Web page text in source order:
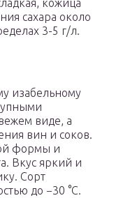
кожица
сахара около
3-5 г/л.
изабельному
виде, а
вин и соков.
формы и
Вкус яркий и
Сорт
до −30 °С.